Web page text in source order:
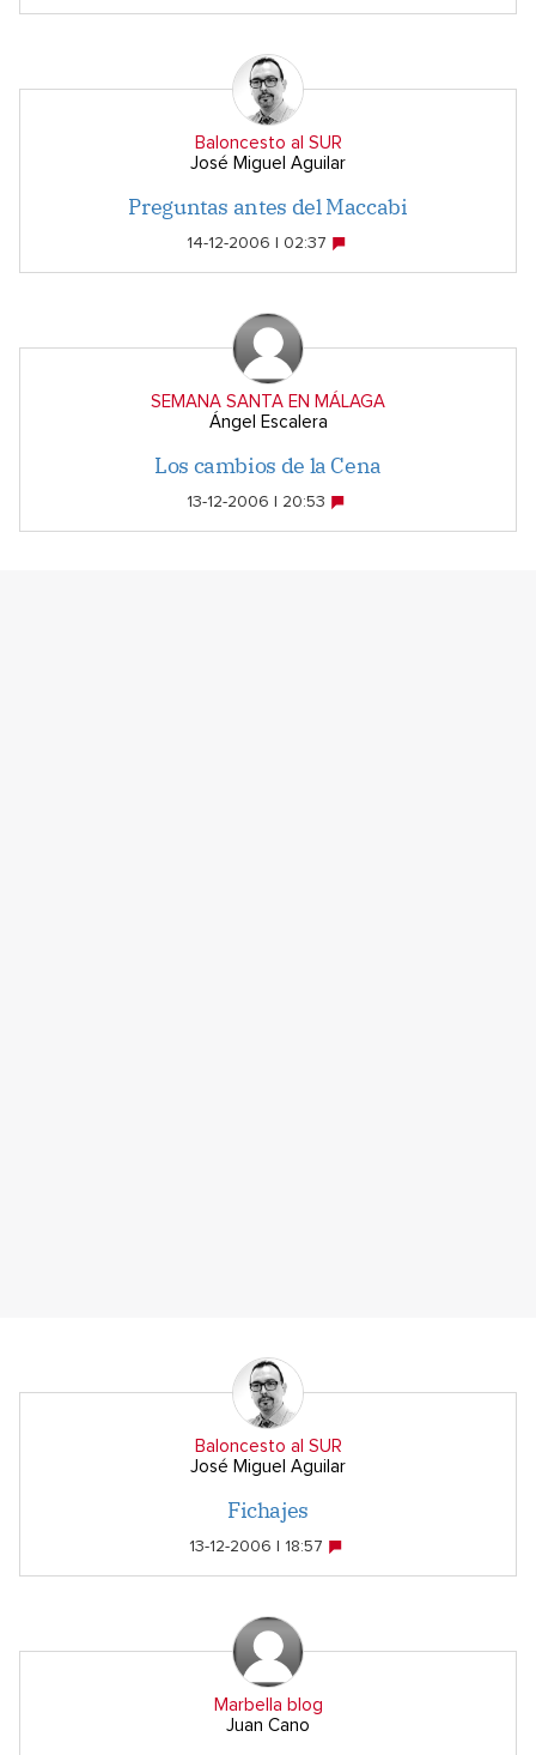
Baloncesto al SUR
José Miguel Aguilar
Preguntas antes del Maccabi
14-12-2006 | 02:37
SEMANA SANTA EN MÁLAGA
Ángel Escalera
Los cambios de la Cena
13-12-2006 | 20:53
Baloncesto al SUR
José Miguel Aguilar
Fichajes
13-12-2006 | 18:57
Marbella blog
Juan Cano